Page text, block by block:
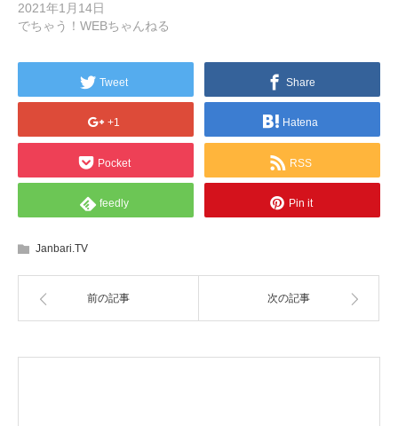
2021年1月14日
でちゃう！WEBちゃんねる
Tweet Share
+1 Hatena
Pocket RSS
feedly Pin it
Janbari.TV
前の記事 次の記事